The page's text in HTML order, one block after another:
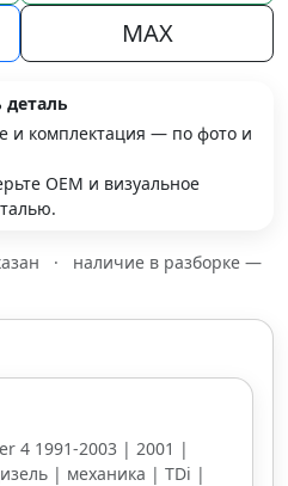
MAX
и комплектация — по фото и
OEM и визуальное
·
наличие в разборке —
4 1991-2003 | 2001 |
| механика | TDi |